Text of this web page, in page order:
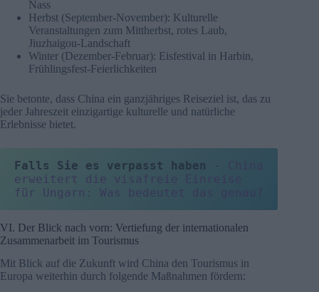
Nass
Herbst (September-November): Kulturelle
Veranstaltungen zum Mittherbst, rotes Laub,
Jiuzhaigou-Landschaft
Winter (Dezember-Februar): Eisfestival in Harbin,
Frühlingsfest-Feierlichkeiten
Sie betonte, dass China ein ganzjähriges Reiseziel ist, das zu
jeder Jahreszeit einzigartige kulturelle und natürliche
Erlebnisse bietet.
Falls Sie es verpasst haben -
China
erweitert die visafreie Einreise
für Ungarn: Was bedeutet das genau?
VI. Der Blick nach vorn: Vertiefung der internationalen
Zusammenarbeit im Tourismus
Mit Blick auf die Zukunft wird China den Tourismus in
Europa weiterhin durch folgende Maßnahmen fördern: